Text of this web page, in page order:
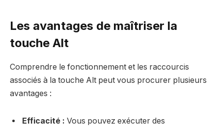
Les avantages de maîtriser la
touche Alt
Comprendre le fonctionnement et les raccourcis
associés à la touche Alt peut vous procurer plusieurs
avantages :
Efficacité : Vous pouvez exécuter des